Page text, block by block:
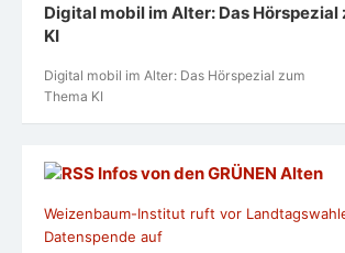
Digital mobil im Alter: Das Hörspezial
KI
Digital mobil im Alter: Das Hörspezial zum
Thema KI
Infos von den GRÜNEN Alten
Weizenbaum-Institut ruft vor
Datenspende auf